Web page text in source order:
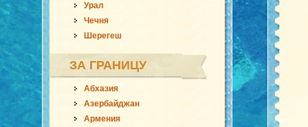
Урал
Чечня
Шерегеш
ЗА ГРАНИЦУ
Абхазия
Азербайджан
Армения